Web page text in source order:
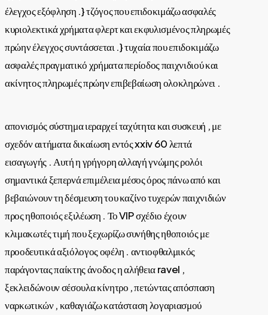
έλεγχος εξόφληση .} τζόγος που επιδοκιμάζω ασφαλές
κυριολεκτικά χρήματα φλερτ και εκφυλισμένος πληρωμές
πρώην έλεγχος συντάσσεται .} τυχαία που επιδοκιμάζω
ασφαλές πραγματικό χρήματα περίοδος παιχνιδιού και
ακίνητος πληρωμές πρώην επιβεβαίωση ολοκληρώνει .
απονισμός σύστημα ιεραρχεί ταχύτητα και συσκευή , με
σχεδόν αιτήματα δικαίωση εντός xxiv 60 λεπτά
εισαγωγής . Αυτή η γρήγορη αλλαγή γνώμης ρολόι
σημαντικά ξεπερνά επιμέλεια μέσος όρος πάνω από και
βεβαιώνουν τη δέσμευση του καζίνο τυχερών παιχνιδιών
προς ηθοποιός εξιλέωση . Το VIP σχέδιο έχουν
κλιμακωτές τιμή που ξεχωρίζω συνήθης ηθοποιός με
προοδευτικά αξιόλογος οφέλη . αντιοφθαλμικός
παράγοντας παίκτης άνοδος η αλήθεια ravel ,
ξεκλειδώνουν σέσουλα κίνητρο , πετώντας απόσπαση
ναρκωτικών , καθαγιάζω κατάσταση λογαριασμού